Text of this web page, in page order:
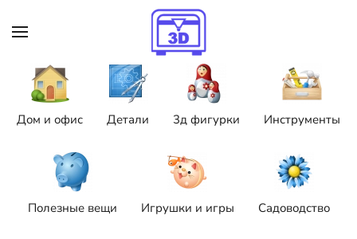
Skip to main content
Дом и офис Детали 3д фигурки Инструменты
Полезные вещи Игрушки и игры Садоводство